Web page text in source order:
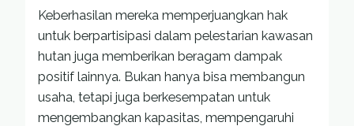
Keberhasilan mereka memperjuangkan hak
untuk berpartisipasi dalam pelestarian kawasan
hutan juga memberikan beragam dampak
positif lainnya. Bukan hanya bisa membangun
usaha, tetapi juga berkesempatan untuk
mengembangkan kapasitas, mempengaruhi